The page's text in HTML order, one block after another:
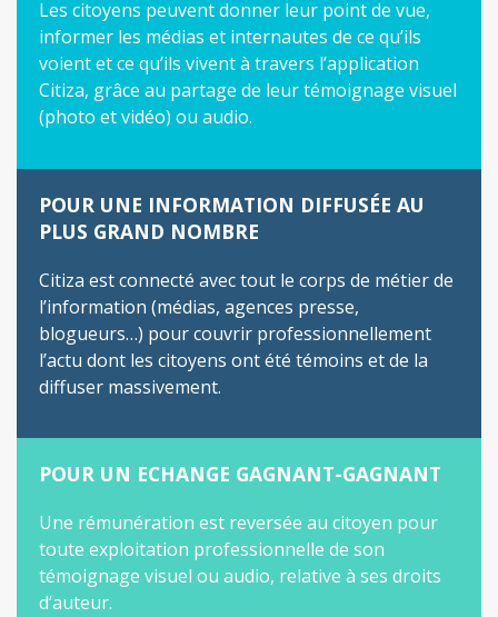
Les citoyens peuvent donner leur point de vue,
informer les médias et internautes de ce qu’ils
voient et ce qu’ils vivent à travers l’application
Citiza, grâce au partage de leur témoignage visuel
(photo et vidéo) ou audio.
POUR UNE INFORMATION DIFFUSÉE AU
PLUS GRAND NOMBRE
Citiza est connecté avec tout le corps de métier de
l’information (médias, agences presse,
blogueurs…) pour couvrir professionnellement
l’actu dont les citoyens ont été témoins et de la
diffuser massivement.
POUR UN ECHANGE GAGNANT-GAGNANT
Une rémunération est reversée au citoyen pour
toute exploitation professionnelle de son
témoignage visuel ou audio, relative à ses droits
d’auteur.